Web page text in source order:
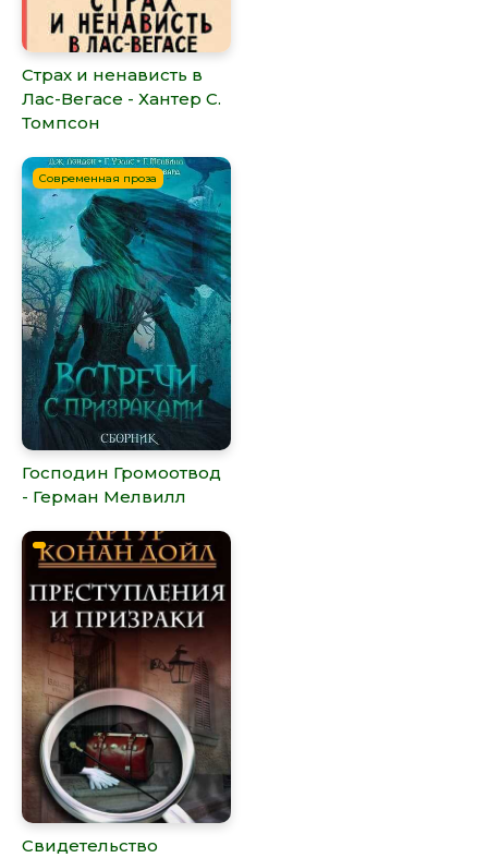
Страх и ненависть в
Лас-Вегасе - Хантер С.
Томпсон
Современная проза
Господин Громоотвод
- Герман Мелвилл
Свидетельство